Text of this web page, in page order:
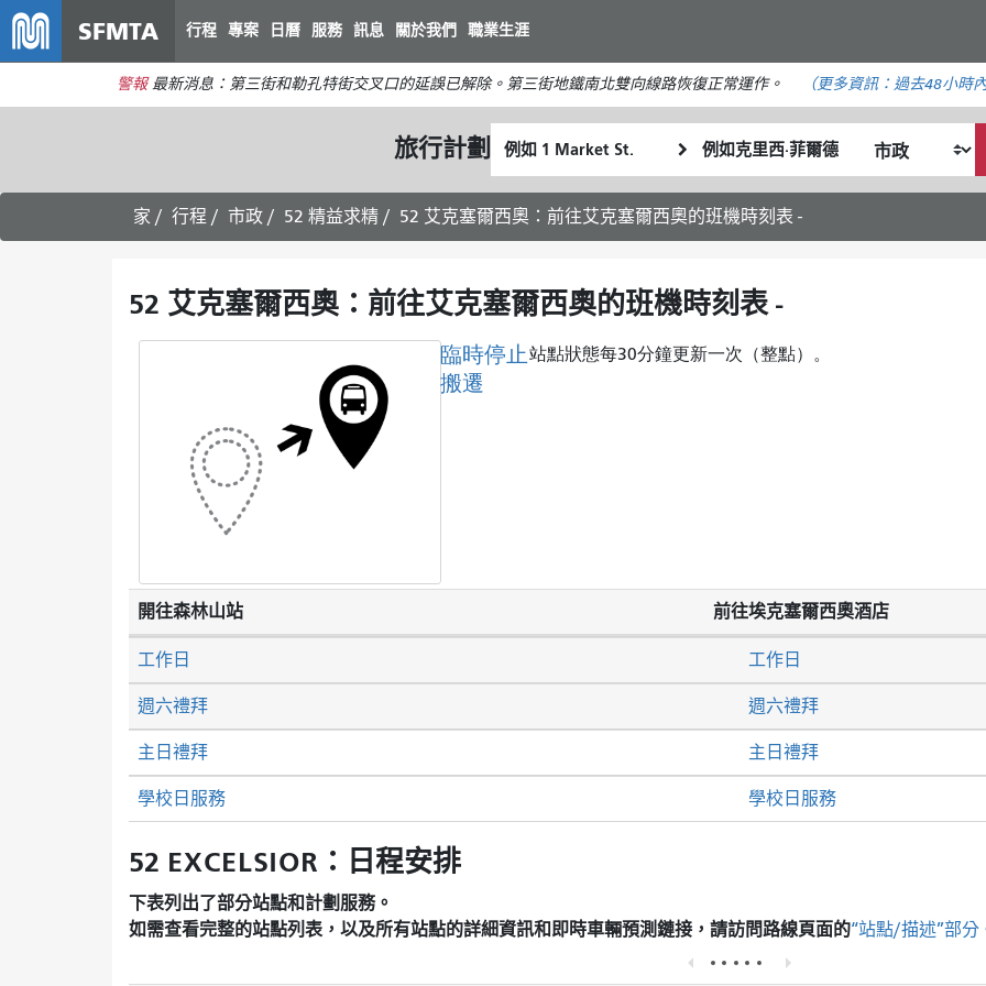
主
要
內
容
SFMTA 行程 專案 日曆 服務 訊息 關於我們 職業生涯
警報 最新消息：第三街和勒孔特街交叉口的延誤已解除。第三街地鐵南北雙向線路恢復正常運作。 （更多資訊： 過去48小時
旅行計劃
起
始
位
置
終
點
位
置
我
希
望
的
式
家 行程 市政 52 精益求精 52 艾克塞爾西奧：前往艾克塞爾西奧的班機時刻表 -
52 艾克塞爾西奧：前往艾克塞爾西奧的班機時刻表 -
臨時停止
搬遷
站點狀態每30分鐘更新一次（整點）。
開往森林山站 前往埃克塞爾西奧酒店
週六禮拜 週六禮拜
主日禮拜 主日禮拜
工作日 工作日
學校日服務 學校日服務
52 EXCELSIOR：日程安排
下表列出了部分站點和計劃服務。
如需查看完整的站點列表，以及所有站點的詳細資訊和即時車輛預測鏈接，請訪問路線頁面的“站點/描述”部分